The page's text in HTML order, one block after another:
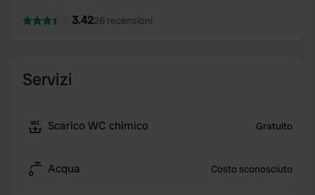
3.4226 recensioni
Servizi
Scarico WC chimico Gratuito
Acqua Costo sconosciuto